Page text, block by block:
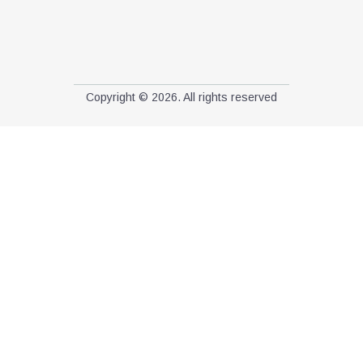
Copyright © 2026. All rights reserved